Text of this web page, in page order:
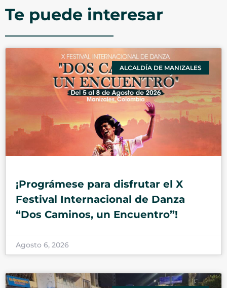
Te puede interesar
ALCALDÍA DE MANIZALES
¡Prográmese para disfrutar el X
Festival Internacional de Danza
“Dos Caminos, un Encuentro”!
Agosto 6, 2026